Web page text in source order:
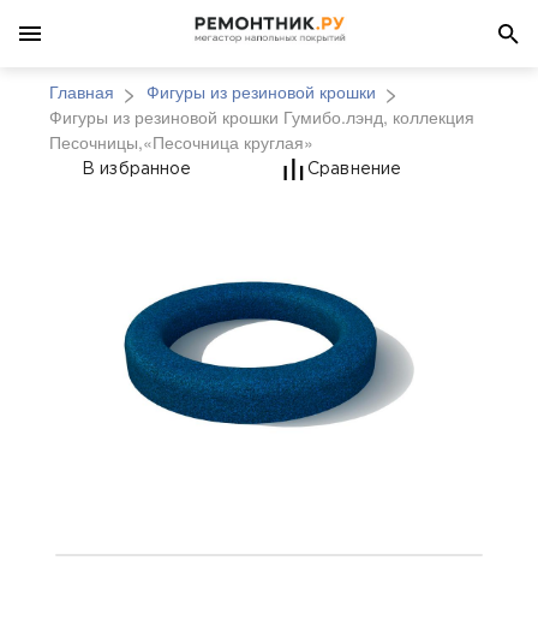
Главная
Фигуры из резиновой крошки
Фигуры из резиновой крошки Гумибо.лэнд, коллекция
Песочницы,«Песочница круглая»
Фигуры из
В избранное Сравнение